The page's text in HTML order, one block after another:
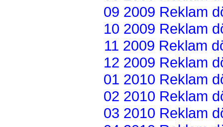
09 2009 Reklam
10 2009 Reklam
11 2009 Reklam
12 2009 Reklam
01 2010 Reklam
02 2010 Reklam
03 2010 Reklam